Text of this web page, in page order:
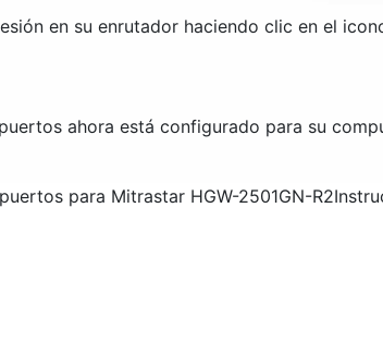
en su enrutador haciendo clic en el
ahora está configurado para su
para Mitrastar HGW-2501GN-R2